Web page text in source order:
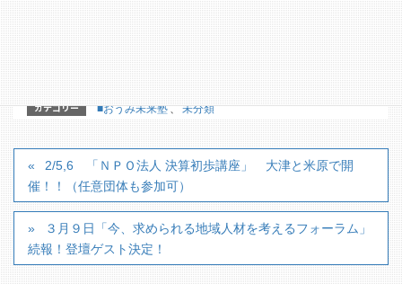
URL：https://ohmi-net.com/web_2020
E-mail：office@ohmi-net.com
カテゴリー ■おうみ未来塾、未分類
2/5,6 「ＮＰＯ法人 決算初歩講座」 大津と米原で開
催！！（任意団体も参加可）
３月９日「今、求められる地域人材を考えるフォーラム」
続報！登壇ゲスト決定！